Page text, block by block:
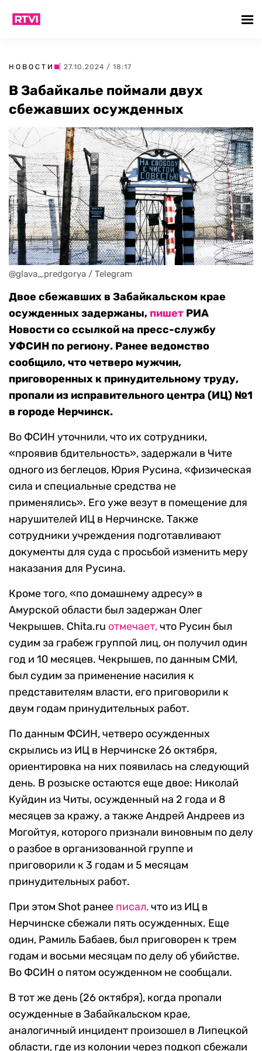
НОВОСТИ | 27.10.2024 / 18:17
В Забайкалье поймали двух
сбежавших осужденных
@glava_predgorya / Telegram
Двое сбежавших в Забайкальском крае
осужденных задержаны, пишет РИА
Новости со ссылкой на пресс-службу
УФСИН по региону. Ранее ведомство
сообщило, что четверо мужчин,
приговоренных к принудительному труду,
пропали из исправительного центра (ИЦ) №1
в городе Нерчинск.
Во ФСИН уточнили, что их сотрудники,
«проявив бдительность», задержали в Чите
одного из беглецов, Юрия Русина, «физическая
сила и специальные средства не
применялись». Его уже везут в помещение для
нарушителей ИЦ в Нерчинске. Также
сотрудники учреждения подготавливают
документы для суда с просьбой изменить меру
наказания для Русина.
Кроме того, «по домашнему адресу» в
Амурской области был задержан Олег
Чекрышев. Chita.ru отмечает,что Русин был
судим за грабеж группой лиц, он получил один
год и 10 месяцев. Чекрышев, по данным СМИ,
был судим за применение насилия к
представителям власти, его приговорили к
двум годам принудительных работ.
По данным ФСИН, четверо осужденных
скрылись из ИЦ в Нерчинске 26 октября,
ориентировка на них появилась на следующий
день. В розыске остаются еще двое: Николай
Куйдин из Читы, осужденный на 2 года и 8
месяцев за кражу, а также Андрей Андреев из
Могойтуя, которого признали виновным по делу
о разбое в организованной группе и
приговорили к 3 годам и 5 месяцам
принудительных работ.
При этом Shot ранее писал,что из ИЦ в
Нерчинске сбежали пять осужденных. Еще
один, Рамиль Бабаев, был приговорен к трем
годам и восьми месяцам по делу об убийстве.
Во ФСИН о пятом осужденном не сообщали.
В тот же день (26 октября), когда пропали
осужденные в Забайкальском крае,
аналогичный инцидент произошел в Липецкой
области, где из колонии через подкоп сбежали